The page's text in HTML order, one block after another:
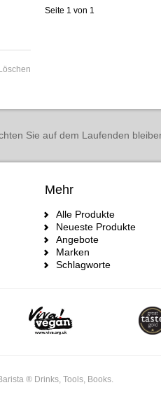
Seite 1 von 1
Löschen
Sie auf dem Laufenden
Mehr
Alle Produkte
Neueste Produkte
Angebote
Marken
Schlagworte
® Drinks, Tools, Books.